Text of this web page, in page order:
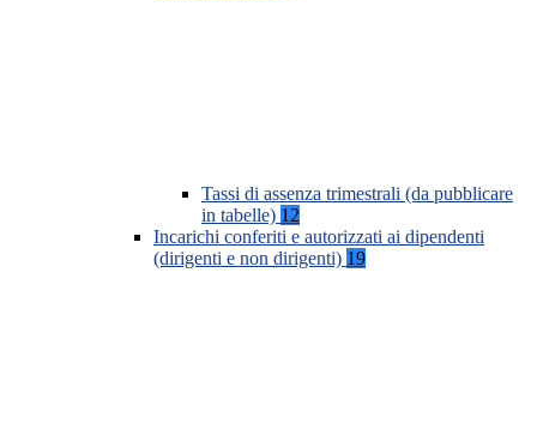
Tassi di assenza trimestrali (da pubblicare
in tabelle) 12
Incarichi conferiti e autorizzati ai dipendenti
(dirigenti e non dirigenti) 19